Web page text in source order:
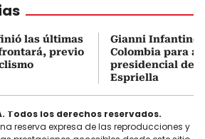
las últimas
previo
Gianni Infantino
Colombia para
presidencial de
Espriella
Todos los derechos reservados.
reserva expresa de las reproducciones y